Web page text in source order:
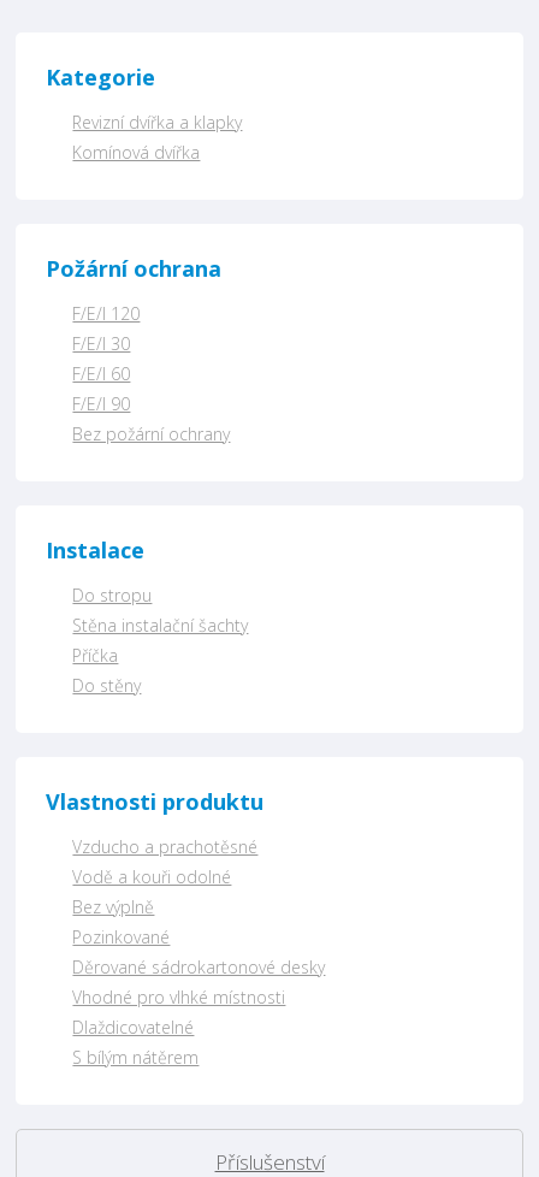
Kategorie
Revizní dvířka a klapky
Komínová dvířka
Požární ochrana
F/E/I 120
F/E/I 30
F/E/I 60
F/E/I 90
Bez požární ochrany
Instalace
Do stropu
Stěna instalační šachty
Příčka
Do stěny
Vlastnosti produktu
Vzducho a prachotěsné
Vodě a kouři odolné
Bez výplně
Pozinkované
Děrované sádrokartonové desky
Vhodné pro vlhké místnosti
Dlaždicovatelné
S bílým nátěrem
Příslušenství